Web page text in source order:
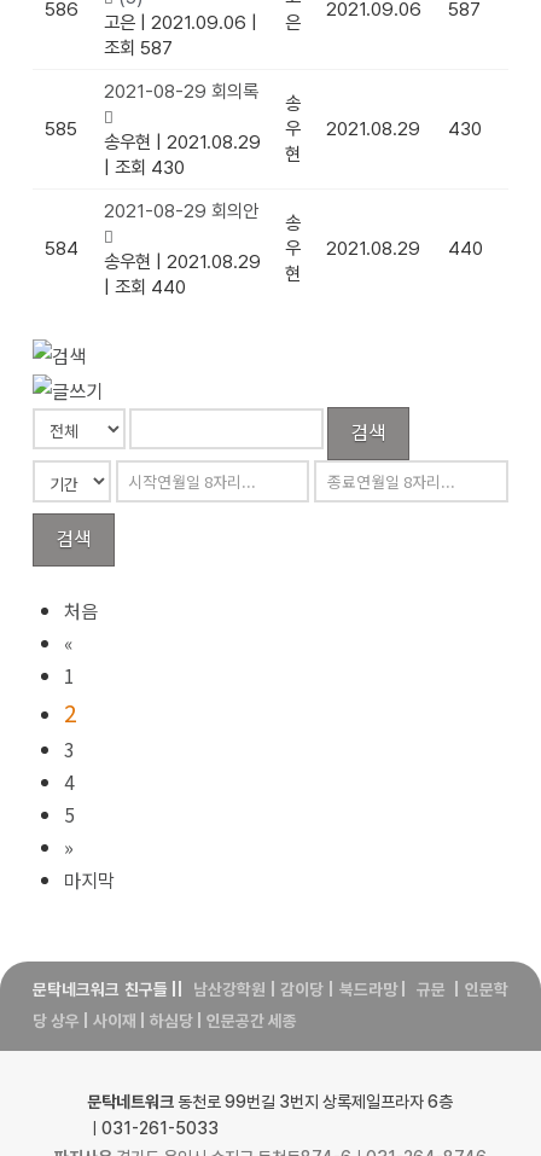
586
고은
2021.09.06
조회 587
은
2021.09.06 587
585
2021-08-29 회의록
송우현
2021.08.29
조회 430
송
우
현
2021.08.29 430
584
2021-08-29 회의안
송우현
2021.08.29
조회 440
송
우
현
2021.08.29 440
검색
검색
처음
«
1
2
3
4
5
»
마지막
문탁네크워크 친구들 남산강학원 감이당 북드라망| 규문 |인문학
당 상우
사이재 하심당| 인문공간 세종
문탁네트워크 동천로 99번길 3번지 상록제일프라자 6층
ㅣ031-261-5033